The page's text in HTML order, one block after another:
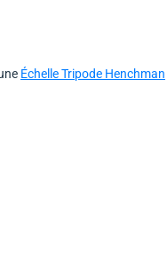
Échelle Tripode Henchman